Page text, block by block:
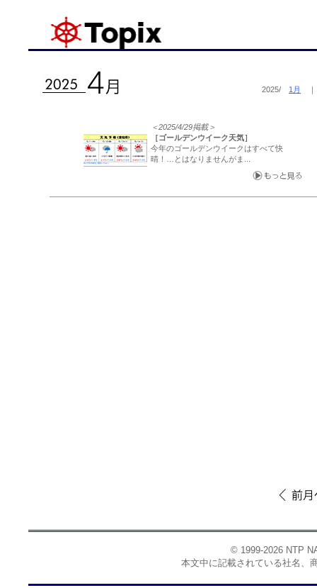
2025/ 1月
＜2025/4/29掲載＞
［ゴールデンウイーク天気］
今年のゴールデンウイークはすべて快
晴！…とはなりませんがま...
© 1999-2026 NTP
本文中に記載されている社名、